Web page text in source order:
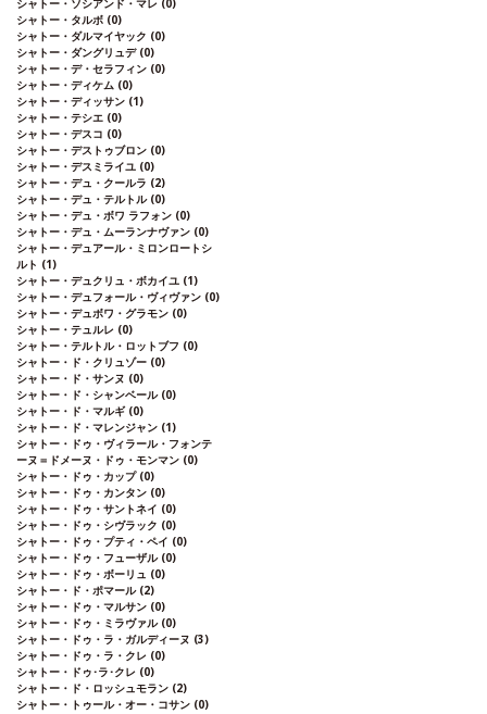
シャトー・ソシアンド・マレ (0)
シャトー・タルボ (0)
シャトー・ダルマイヤック (0)
シャトー・ダングリュデ (0)
シャトー・デ・セラフィン (0)
シャトー・ディケム (0)
シャトー・ディッサン (1)
シャトー・テシエ (0)
シャトー・デスコ (0)
シャトー・デストゥブロン (0)
シャトー・デスミライユ (0)
シャトー・デュ・クールラ (2)
シャトー・デュ・テルトル (0)
シャトー・デュ・ボワ ラフォン (0)
シャトー・デュ・ムーランナヴァン (0)
シャトー・デュアール・ミロンロートシ
ルト (1)
シャトー・デュクリュ・ボカイユ (1)
シャトー・デュフォール・ヴィヴァン (0)
シャトー・デュボワ・グラモン (0)
シャトー・テュルレ (0)
シャトー・テルトル・ロットブフ (0)
シャトー・ド・クリュゾー (0)
シャトー・ド・サンヌ (0)
シャトー・ド・シャンベール (0)
シャトー・ド・マルギ (0)
シャトー・ド・マレンジャン (1)
シャトー・ドゥ・ヴィラール・フォンテ
ーヌ＝ドメーヌ・ドゥ・モンマン (0)
シャトー・ドゥ・カップ (0)
シャトー・ドゥ・カンタン (0)
シャトー・ドゥ・サントネイ (0)
シャトー・ドゥ・シヴラック (0)
シャトー・ドゥ・プティ・ペイ (0)
シャトー・ドゥ・フューザル (0)
シャトー・ドゥ・ボーリュ (0)
シャトー・ド・ポマール (2)
シャトー・ドゥ・マルサン (0)
シャトー・ドゥ・ミラヴァル (0)
シャトー・ドゥ・ラ・ガルディーヌ (3)
シャトー・ドゥ・ラ・クレ (0)
シャトー・ドゥ･ラ･クレ (0)
シャトー・ド・ロッシュモラン (2)
シャトー・トゥール・オー・コサン (0)